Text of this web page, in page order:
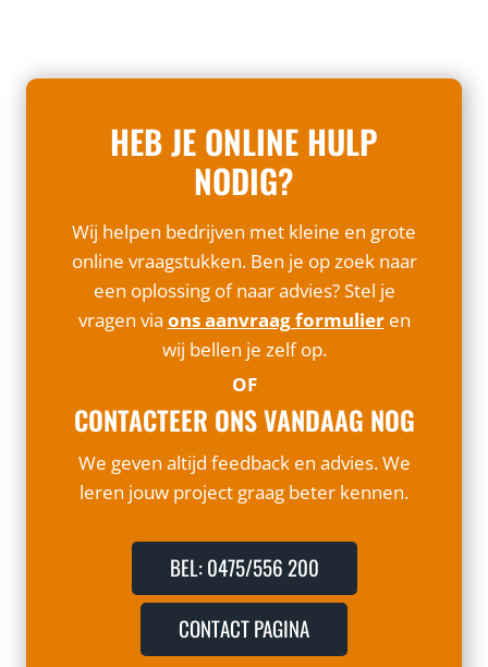
HEB JE ONLINE HULP
NODIG?
Wij helpen bedrijven met kleine en grote
online vraagstukken. Ben je op zoek naar
een oplossing of naar advies? Stel je
vragen via ons aanvraag formulieren
wij bellen je zelf op.
OF
CONTACTEER ONS VANDAAG NOG
We geven altijd feedback en advies. We
leren jouw project graag beter kennen.
BEL: 0475/556 200
CONTACT PAGINA